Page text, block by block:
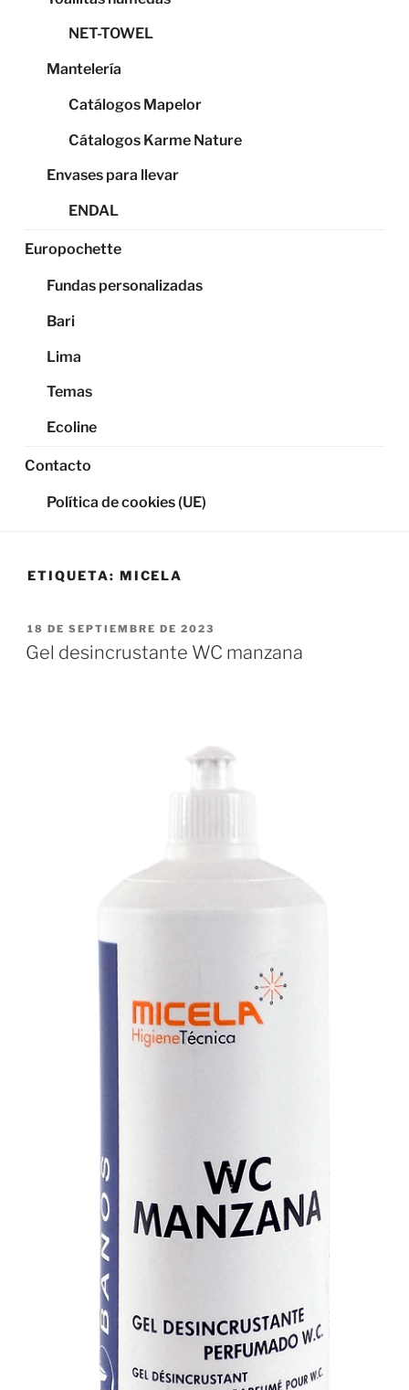
NET-TOWEL
Mantelería
Catálogos Mapelor
Cátalogos Karme Nature
Envases para llevar
ENDAL
Europochette
Fundas personalizadas
Bari
Lima
Temas
Ecoline
Contacto
Política de cookies (UE)
ETIQUETA: MICELA
PUBLICADO
EL
18 DE SEPTIEMBRE DE 2023
Gel desincrustante WC manzana